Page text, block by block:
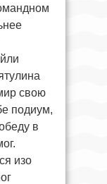
свою
подиум,
в
изо